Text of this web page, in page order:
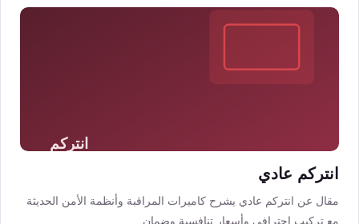
انتركم عادي
مقال عن انتركم عادي يشرح كاميرات المراقبة وأنظمة الأمن الحديثة
مع تركيب احترافي وأسعار تنافسية وضمان...